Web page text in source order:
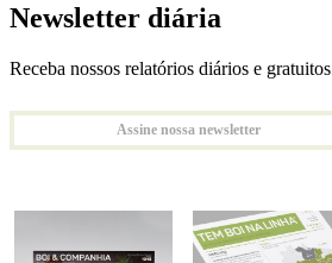
Newsletter diária
Receba nossos relatórios diários e gratuitos
Assine nossa newsletter